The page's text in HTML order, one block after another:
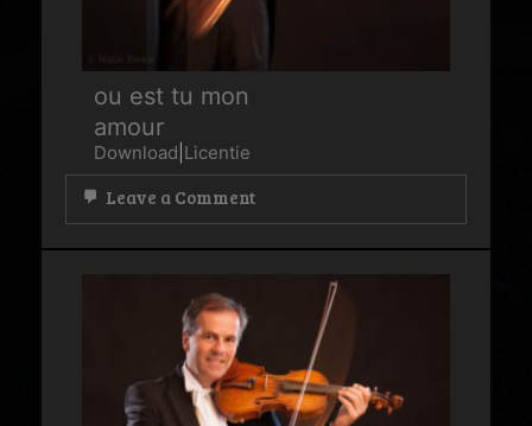
ou est tu mon
amour
Download Licentie
Leave a Commenton
tu